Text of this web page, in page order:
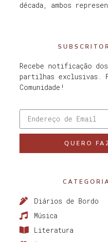
década, ambos
Recebe notificação
partilhas exclusivas.
Comunidade!
QUERO
Diários de Bordo
Música
Literatura